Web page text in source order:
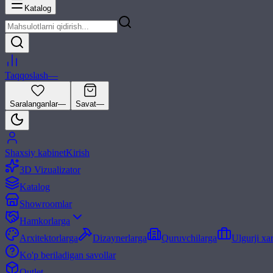
Katalog
Taqqoslash—
Saralanganlar— Savat—
Shaxsiy kabinetKirish
3D Vizualizator
Katalog
Showroomlar
Hamkorlarga
Arxitektorlarga
Dizaynerlarga Quruvchilarga
Ulgurji
Ko'p beriladigan savollar